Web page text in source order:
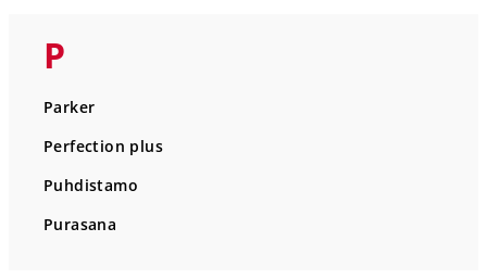
P
Parker
Perfection plus
Puhdistamo
Purasana